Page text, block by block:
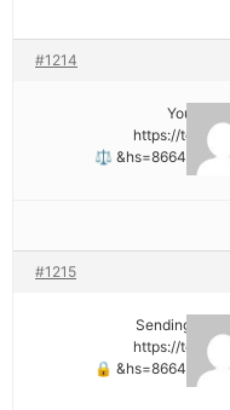
#1214
⚖ You
https://
#1215
🔒 Sending a
https://